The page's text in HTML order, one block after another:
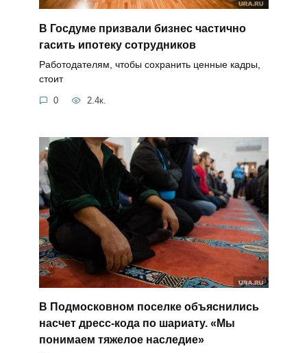
В Госдуме призвали бизнес частично
гасить ипотеку сотрудников
Работодателям, чтобы сохранить ценные кадры,
стоит
0 2.4к.
В Подмосковном поселке объяснились
насчет дресс-кода по шариату. «Мы
понимаем тяжелое наследие»